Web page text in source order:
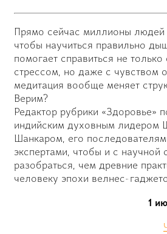
Прямо сейчас миллионы людей
чтобы научиться правильно
помогает справиться не только
стрессом, но даже с чувством
медитация вообще меняет
Верим?
Редактор рубрики «Здоровье»
индийским духовным лидером
Шанкаром, его
экспертами, чтобы и с научной
разобраться, чем древние
человеку эпохи велнес-
1